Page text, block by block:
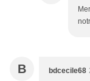
B bdcecile68